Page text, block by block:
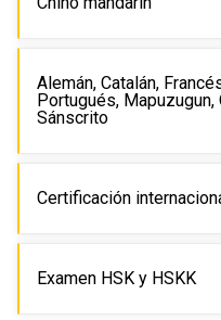
Alemán, Catalán,
Portugués, Mapuzugun,
Sánscrito
Certificación
Examen HSK y HSKK